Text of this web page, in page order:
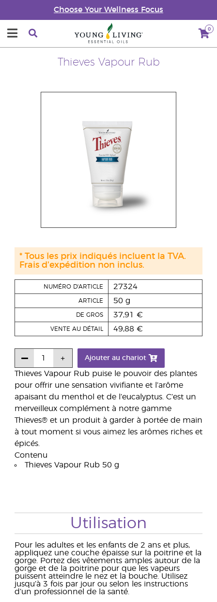
Choose Your Wellness Focus
0
Thieves Vapour Rub
Thieves Vapour Rub puise le pouvoir des plantes
pour offrir une sensation vivifiante et l’arôme
apaisant du menthol et de l’eucalyptus. C’est un
merveilleux complément à notre gamme
Thieves® et un produit à garder à portée de main
à tout moment si vous aimez les arômes riches et
épicés.
Contenu
Thieves Vapour Rub 50 g
NUMÉRO D'ARTICLE 27324
ARTICLE 50 g
DE GROS 37,91 €
VENTE AU DÉTAIL 49,88 €
Ajouter au chariot
* Tous les prix indiqués incluent la TVA.
Frais d'expédition non inclus.
Utilisation
Pour les adultes et les enfants de 2 ans et plus,
appliquez une couche épaisse sur la poitrine et la
gorge. Portez des vêtements amples autour de la
gorge et de la poitrine pour que les vapeurs
puissent atteindre le nez et la bouche. Utilisez
jusqu’à 3 fois par jour ou selon les instructions
d’un professionnel de la santé.